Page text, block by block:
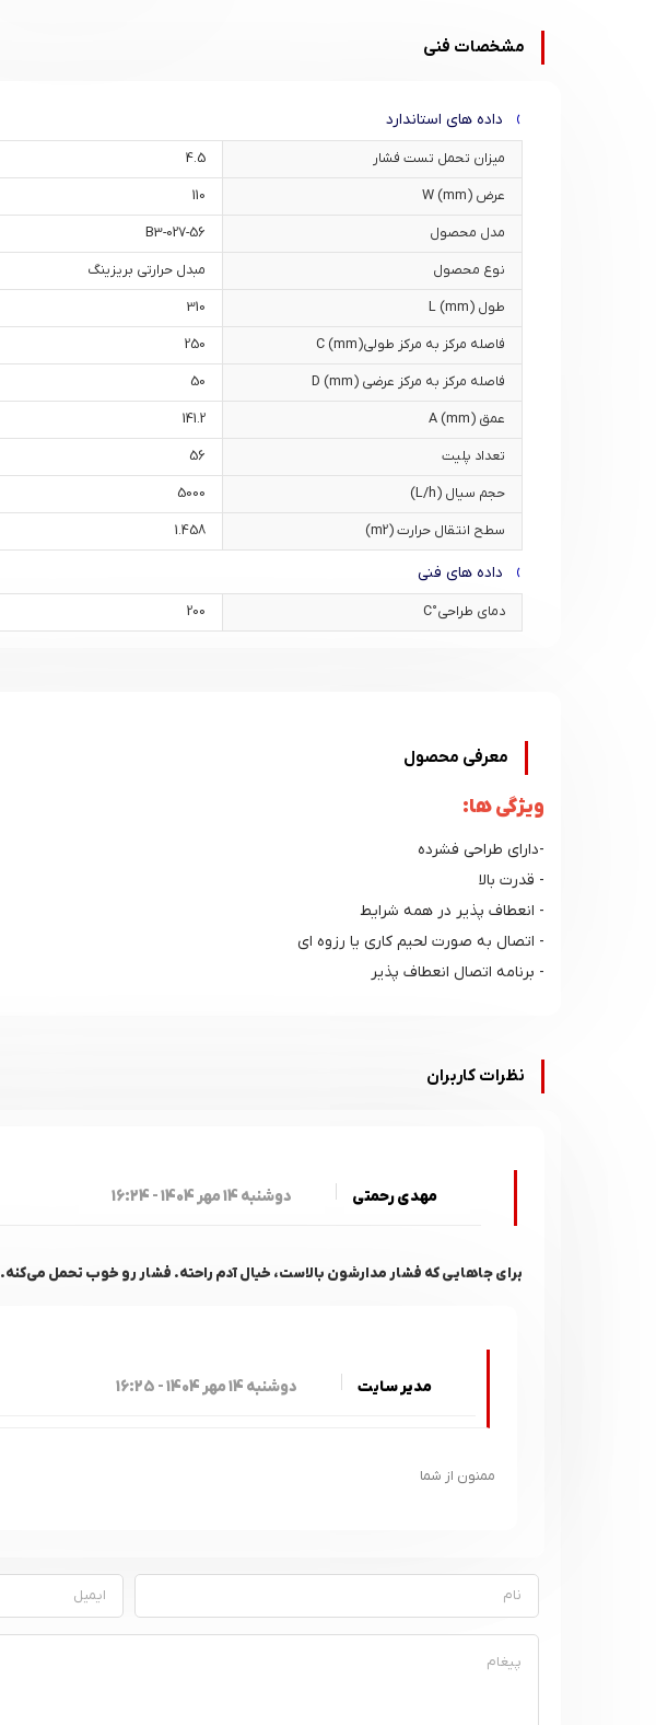
مشخصات فنی
داده های استاندارد
میزان تحمل تست فشار 4.5
عرض W (mm) 110
مدل محصول B3-027-56
نوع محصول مبدل حرارتی بریزینگ
طول L (mm) 310
فاصله مرکز به مرکز طولیC (mm) 250
فاصله مرکز به مرکز عرضی D (mm) 50
عمق A (mm) 141.2
تعداد پلیت 56
حجم سیال (L/h) 5000
سطح انتقال حرارت (m2) 1.458
داده های فنی
دمای طراحی°C 200
معرفی محصول
ویژگی ها:
-دارای طراحی فشرده
- قدرت بالا
- انعطاف پذیر در همه شرایط
- اتصال به صورت لحیم کاری یا رزوه ای
- برنامه اتصال انعطاف پذیر
نظرات کاربران
مهدی رحمتی دوشنبه 14 مهر 1404 - 16:24
برای جاهایی که فشار مدارشون بالاست، خیال آدم راحته. فشار رو خوب تحمل می‌کنه.
مدیر سایت دوشنبه 14 مهر 1404 - 16:25
ممنون از شما